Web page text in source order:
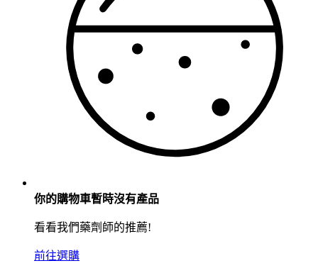
你的購物車暫時沒有產品
看看我們藥劑師的推薦!
前往選購